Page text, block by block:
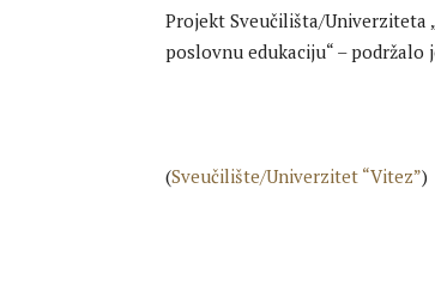
Projekt Sveučilišta/Univerziteta
poslovnu edukaciju“ –
(Sveučilište/Univerzitet “Vitez”)